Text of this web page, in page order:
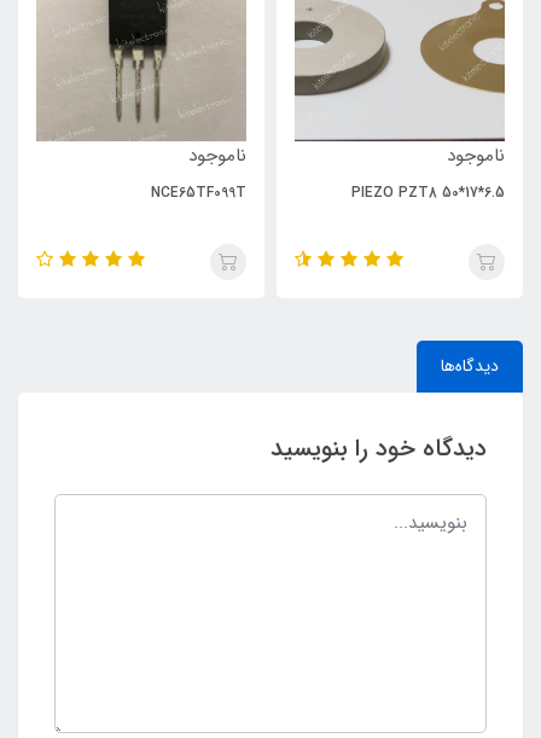
ناموجود
PIEZO PZT8 50*17*6.5
ناموجود
NCE65TF099T
دیدگاه‌ها
دیدگاه خود را بنویسید